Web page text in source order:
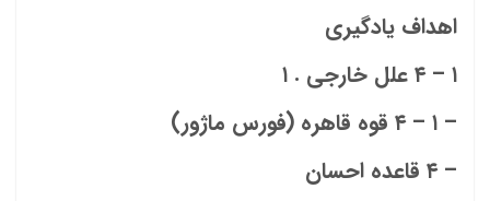
اهداف یادگیری
۱ – ۴ علل خارجی . ۱
– ۱ – ۴ قوه قاهره (فورس ماژور)
– ۴ قاعده احسان